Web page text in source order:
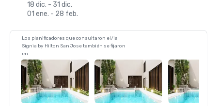
18 dic. - 31 dic.
01 ene. - 28 feb.
Los planificadores que consultaron el/la
Signia by Hilton San Jose también se fijaron
en